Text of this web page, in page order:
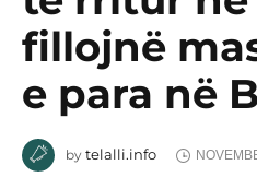
fillojnë
e para në
by telalli.info